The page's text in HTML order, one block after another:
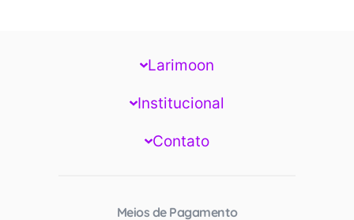
Larimoon
Institucional
Contato
Meios de Pagamento